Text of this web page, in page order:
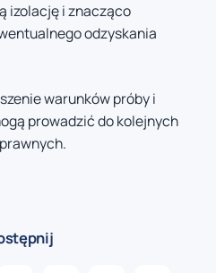
izolację i znacząco
odzyskania
warunków próby i
prowadzić do kolejnych